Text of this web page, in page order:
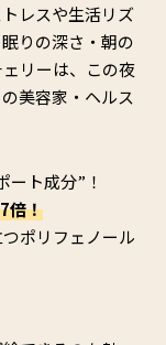
レスや生活リズ
りの深さ・朝の
リーは、この夜
美容家・ヘルス
ート成分”！
倍！
ポリフェノール